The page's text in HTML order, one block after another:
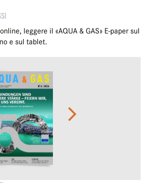
leggere il «AQUA & GAS» E-paper sul
e sul tablet.